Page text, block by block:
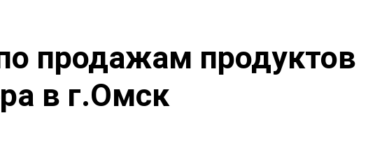
продажам продуктов
в г.Омск